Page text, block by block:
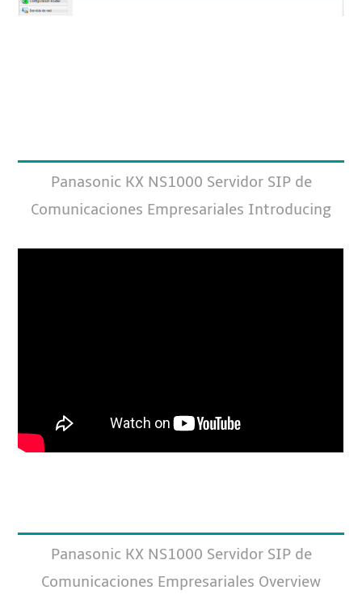
Panasonic KX NS1000 Servidor SIP de
Comunicaciones Empresariales Introducing
Panasonic KX NS1000 Servidor SIP de
Comunicaciones Empresariales Overview